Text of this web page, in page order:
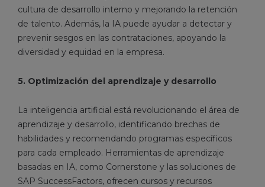
cultura de desarrollo interno y mejorando la retención
de talento. Además, la IA puede ayudar a detectar y
prevenir sesgos en las contrataciones, apoyando la
diversidad y equidad en la empresa.
5. Optimización del aprendizaje y desarrollo
La inteligencia artificial está revolucionando el área de
aprendizaje y desarrollo, identificando brechas de
habilidades y recomendando programas específicos
para cada empleado. Herramientas de aprendizaje
basadas en IA, como Cornerstone y las soluciones de
SAP SuccessFactors, ofrecen cursos y recursos